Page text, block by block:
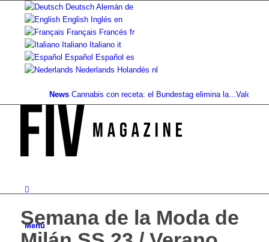
Deutsch Alemán de
English Inglés en
Français Francés fr
Italiano Italiano it
Español Español es
Nederlands Holandés nl
News Cannabis con receta: el Bundestag elimina la... Valor del
Menú
Semana de la Moda de